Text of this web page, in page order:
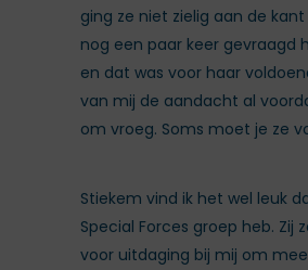
ging ze niet zielig aan de
nog een paar keer gevraagd
en dat was voor haar
van mij de aandacht al
om vroeg. Soms moet je ze
Stiekem vind ik het wel leuk
Special Forces groep heb. Zij
voor uitdaging bij mij om